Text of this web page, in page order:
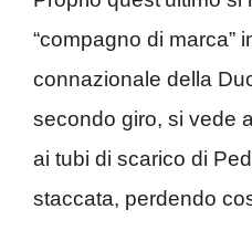
“compagno di marca”
connazionale della
secondo giro, si vede
ai tubi di scarico di
staccata, perdendo